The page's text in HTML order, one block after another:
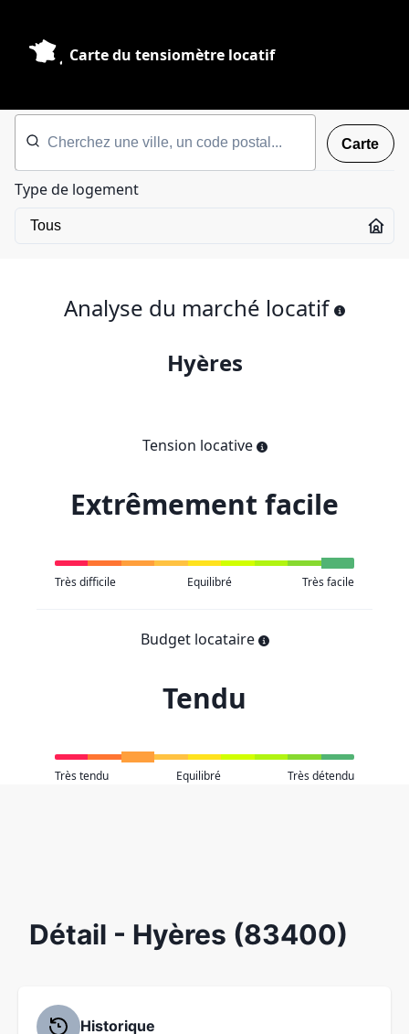
Carte du tensiomètre locatif
Carte
Type de logement
Analyse du marché locatif
Hyères
Tension locative
Extrêmement facile
Très difficile Equilibré Très facile
Budget locataire
Tendu
Très tendu Equilibré Très détendu
Détail - Hyères (83400)
Historique